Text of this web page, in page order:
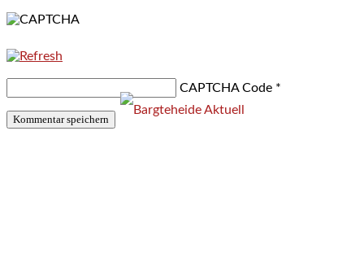
CAPTCHA Code *